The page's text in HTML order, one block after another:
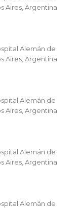
Aires, Argentina
Alemán de
Aires, Argentina
Alemán de
Aires, Argentina
Alemán de
Aires, Argentina
Alemán de